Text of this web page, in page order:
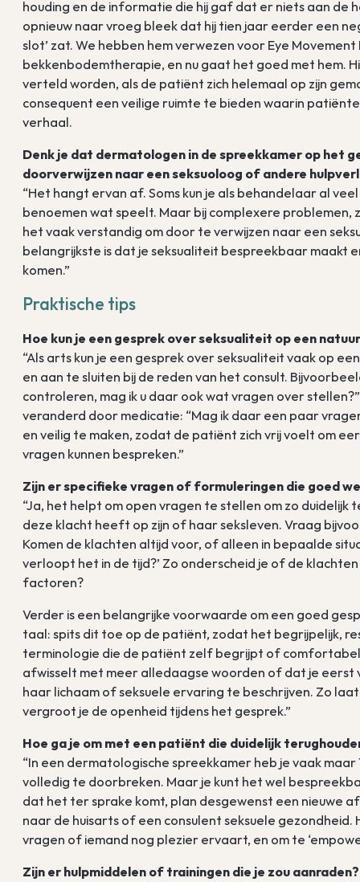
houding en de informatie die hij gaf dat er niets aan de
opnieuw naar vroeg bleek dat hij tien jaar eerder een
slot’ zat. We hebben hem verwezen voor Eye
bekkenbodemtherapie, en nu gaat het goed met hem.
verteld worden, als de patiënt zich helemaal op zijn
consequent een veilige ruimte te bieden waarin
verhaal.
Denk je dat dermatologen in de spreekkamer op het
doorverwijzen naar een seksuoloog of andere
“Het hangt ervan af. Soms kun je als behandelaar al
benoemen wat speelt. Maar bij complexere
het vaak verstandig om door te verwijzen naar een
belangrijkste is dat je seksualiteit bespreekbaar maakt
komen.”
Praktische tips
Hoe kun je een gesprek over seksualiteit op een
“Als arts kun je een gesprek over seksualiteit vaak op
en aan te sluiten bij de reden van het consult.
controleren, mag ik u daar ook wat vragen over
veranderd door medicatie: “Mag ik daar een paar
en veilig te maken, zodat de patiënt zich vrij voelt om
vragen kunnen bespreken.”
Zijn er specifieke vragen of formuleringen die goed
“Ja, het helpt om open vragen te stellen om zo
deze klacht heeft op zijn of haar seksleven. Vraag
Komen de klachten altijd voor, of alleen in bepaalde
verloopt het in de tijd?’ Zo onderscheid je of de
factoren?
Verder is een belangrijke voorwaarde om een goed
taal: spits dit toe op de patiënt, zodat het begrijpelijk,
terminologie die de patiënt zelf begrijpt of
afwisselt met meer alledaagse woorden of dat je
haar lichaam of seksuele ervaring te beschrijven. Zo
vergroot je de openheid tijdens het gesprek.”
Hoe ga je om met een patiënt die duidelijk
“In een dermatologische spreekkamer heb je vaak maar
volledig te doorbreken. Maar je kunt het wel
dat het ter sprake komt, plan desgewenst een nieuwe
naar de huisarts of een consulent seksuele
vragen of iemand nog plezier ervaart, en om te
Zijn er hulpmiddelen of trainingen die je zou aanraden?